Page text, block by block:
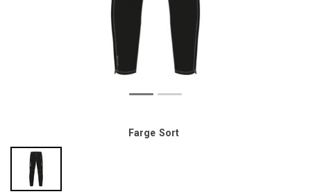
Farge Sort